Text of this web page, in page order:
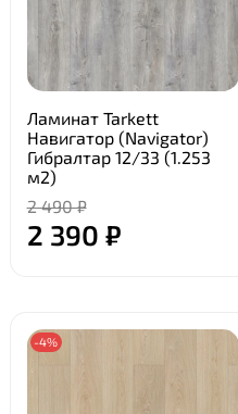
Ламинат Tarkett
Навигатор (Navigator)
Гибралтар 12/33 (1.253
м2)
2 490 ₽
2 390 ₽
-4%